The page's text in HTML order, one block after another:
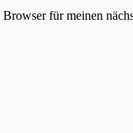
für meinen